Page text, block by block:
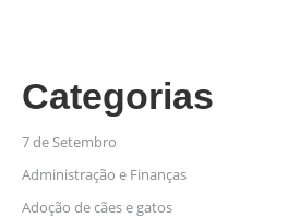
Categorias
7 de Setembro
Administração e Finanças
Adoção de cães e gatos